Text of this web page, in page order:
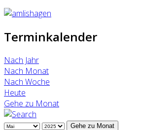
Terminkalender
Nach Jahr
Nach Monat
Nach Woche
Heute
Gehe zu Monat
Gehe zu Monat